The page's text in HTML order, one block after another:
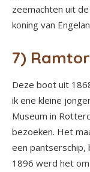
zeemachten uit
koning van
7)
Deze boot uit
ik ene kleine
Museum in
bezoeken. Het
een pantserschip,
1896 werd het